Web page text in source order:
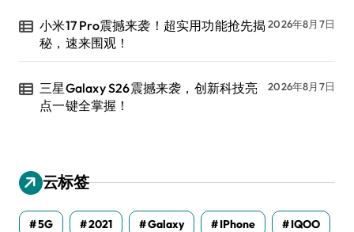
小米17 Pro震撼来袭！超实用功能抢先揭
秘，速来围观！
2026年8月7日
三星Galaxy S26震撼来袭，创新科技亮
点一键全掌握！
2026年8月7日
云标签
5G 2021 Galaxy IPhone IQOO